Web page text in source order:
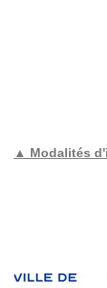
▲ Modalités